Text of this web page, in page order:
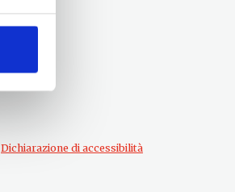
Dichiarazione di accessibilità